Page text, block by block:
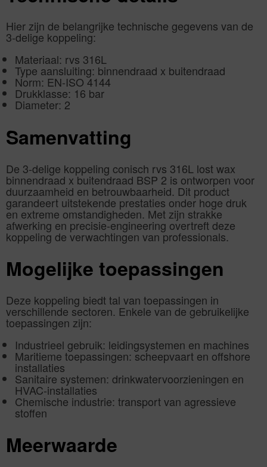
Hier zijn de belangrijke technische gegevens van de
3-delige koppeling:
Materiaal: rvs 316L
Type aansluiting: binnendraad x buitendraad
Norm: EN-ISO 4144
Drukklasse: 16 bar
Diameter: 2
Samenvatting
De 3-delige koppeling conisch rvs 316L lost wax
binnendraad x buitendraad BSP 2 is ontworpen voor
duurzaamheid en betrouwbaarheid. Dit product
garandeert uitstekende prestaties onder hoge druk
en extreme omstandigheden. Met zijn strakke
afwerking en precisie-engineering overtreft deze
koppeling de verwachtingen van professionals.
Mogelijke toepassingen
Deze koppeling biedt tal van toepassingen in
verschillende sectoren. Enkele van de gebruikelijke
toepassingen zijn:
Industrieel gebruik: leidingsystemen en machines
Maritieme toepassingen: scheepvaart en offshore
installaties
Sanitaire systemen: drinkwatervoorzieningen en
HVAC-installaties
Chemische industrie: transport van agressieve
stoffen
Meerwaarde